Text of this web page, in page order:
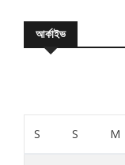
আর্কাইভ
S S M